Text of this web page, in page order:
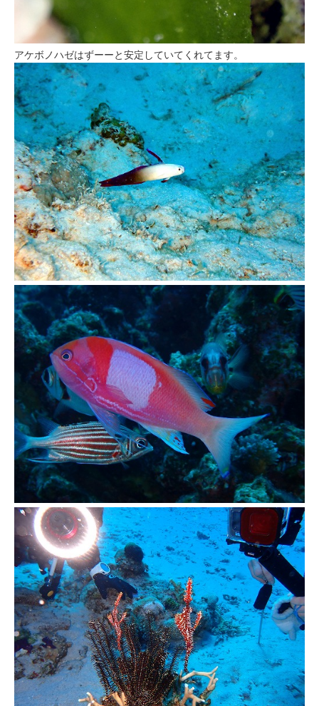
アケボノハゼはずーーと安定していてくれてます。